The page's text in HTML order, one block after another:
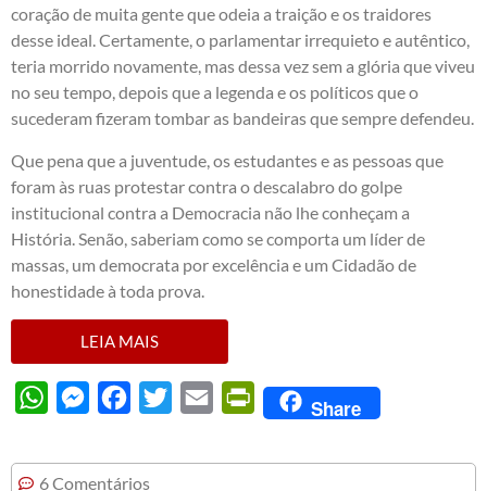
coração de muita gente que odeia a traição e os traidores
desse ideal. Certamente, o parlamentar irrequieto e autêntico,
teria morrido novamente, mas dessa vez sem a glória que viveu
no seu tempo, depois que a legenda e os políticos que o
sucederam fizeram tombar as bandeiras que sempre defendeu.
Que pena que a juventude, os estudantes e as pessoas que
foram às ruas protestar contra o descalabro do golpe
institucional contra a Democracia não lhe conheçam a
História. Senão, saberiam como se comporta um líder de
massas, um democrata por excelência e um Cidadão de
honestidade à toda prova.
LEIA MAIS
WhatsAppMessengerFacebook
Twitter Email PrintFriendly
Share
6 Comentários